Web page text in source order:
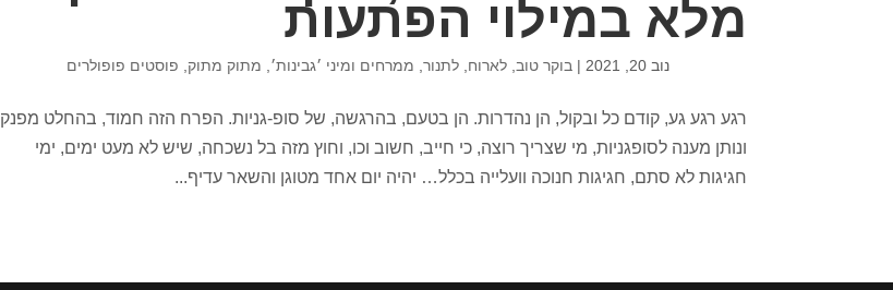
מלא במילוי הפתעות
נוב 20, 2021 | בוקר טוב לארוח לתנור, ממרחים ומיני ׳גבינות׳ מתוק מתוק, פוסטים פופולרים
רגע רגע גע, קודם כל ובקול, הן נהדרות. הן בטעם, בהרגשה, של סופ-גניות. הפרח הזה חמוד, בהחלט מפנק
ונותן מענה לסופגניות, מי שצריך רוצה, כי חייב, חשוב וכו, וחוץ מזה בל נשכחה, שיש לא מעט ימים, ימי
חגיגות לא סתם, חגיגות חנוכה וועלייה בכלל… יהיה יום אחד מטוגן והשאר עדיף...